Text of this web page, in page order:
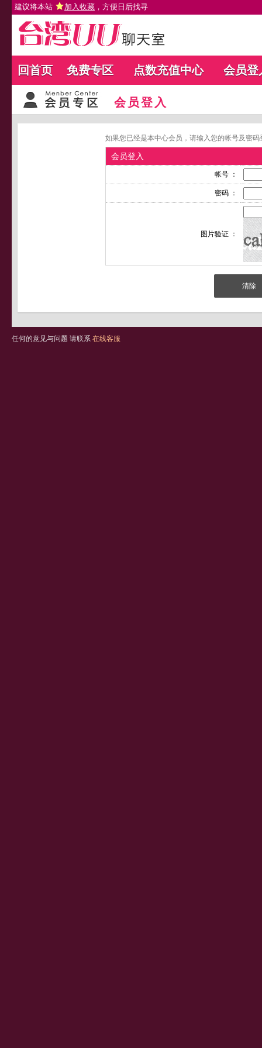
建议将本站 加入收藏 ，方便日后找寻
回首页 免费专区 点数充值中心 会员登
会员登入
如果您已经是本中心会员，请输入您的帐号及密
会员登入
帐号 ：
密码 ：
图片验证 ：
任何的意见与问题 请联系 在线客服